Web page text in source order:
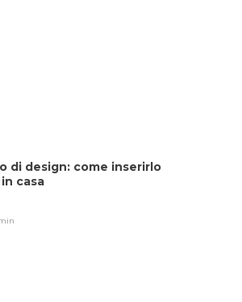
di design: come inserirlo
casa